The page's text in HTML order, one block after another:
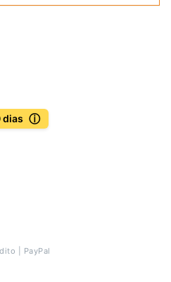
dias ⓘ
| PayPal